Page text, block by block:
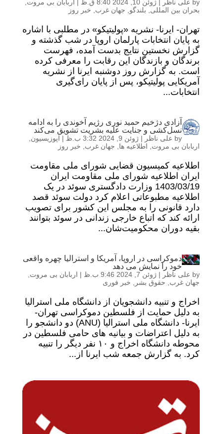
by علی ناظر ژوئن 10, 2024 8:40 ق.ظ اربابان بی مروت
بحران بین المللی
بلندگو جهان غرب خبر روز
تهران- ایرنا- نشریه «پولیتیکو» در مطلبی با اشاره
به پایان انتخابات پارلمان اروپا در شب گذشته و
گزارش نخستین نتایج بدست آمده، فهرست
برندگان و بازندگان این رقابت را معرفی کرده‌
است. به گزارش روز دوشنبه ایرنا از نشریه
آمریکایی پولیتیکو، پس از پایان رای‌گیری
انتخابات...
آزادی دژخیم حمید نوری رژیم آخوندی را به ادامه
نسل‌کشی و جنایت علیه بشریت تشویق می‌کند
by علی ناظر | ژوئن 9, 2024 3:32 ب.ظ | اپوزیسیون
اربابان بی مروت
اطلاعیه ها جهان غرب خبر روز
اطلاعیه کمیسیون قضایی شورای ملی مقاومت
ایران اطلاعیه شورای ملی مقاومت ایران
1403/03/19 وزارت دادگستری سوئد در یک
اطلاعیه مطبوعاتی اعلام کرد دولت سوئد قصد
دارد قانونی را به مجلس این کشور برای تصویب
ارائه کند که اتباع خارجی زندانی در سوئد بتوانند
بقیه دوران محکومیت‌شان...
دموکراسی در اروپا، آمریکا و استرالیا چهره واقعی
خود را نمایش می دهد
by علی ناظر | ژوئن 7, 2024 9:46 ب.ظ | اربابان بی مروت
جهان غرب
حقوق بشر خبر فوری
اخراج و تنبیه دانشجویان از دانشگاه ملی استرالیا
به دلیل حمایت از فلسطین دموکراسی تهران-
ایرنا- دانشگاه ملی استرالیا (ANU) دو دانشجو را
به دلیل اعتراضات و بیانیه های حامی فلسطین در
محوطه دانشگاه اخراج و ۱۰ نفر دیگر را تنبیه
کرد. به گزارش جمعه شب ایرنا از...